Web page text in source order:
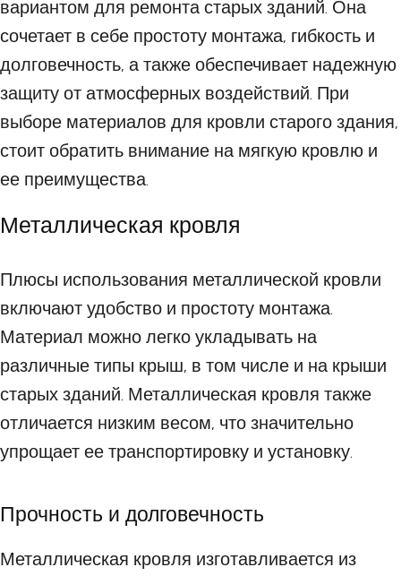
вариантом для ремонта старых зданий. Она
сочетает в себе простоту монтажа, гибкость и
долговечность, а также обеспечивает надежную
защиту от атмосферных воздействий. При
выборе материалов для кровли старого здания,
стоит обратить внимание на мягкую кровлю и
ее преимущества.
Металлическая кровля
Плюсы использования металлической кровли
включают удобство и простоту монтажа.
Материал можно легко укладывать на
различные типы крыш, в том числе и на крыши
старых зданий. Металлическая кровля также
отличается низким весом, что значительно
упрощает ее транспортировку и установку.
Прочность и долговечность
Металлическая кровля изготавливается из